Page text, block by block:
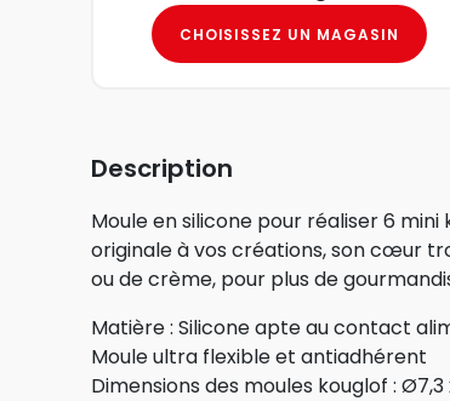
CHOISISSEZ UN MAGASIN
Description
Moule en silicone pour réaliser 6
originale à vos créations, son cœur
ou de crème, pour plus de
Matière : Silicone apte au contact
Moule ultra flexible et antiadhérent
Dimensions des moules kouglof : Ø7,3